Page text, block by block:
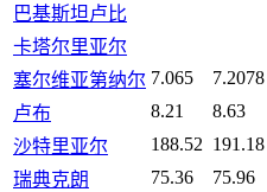
巴基斯坦卢比
卡塔尔里亚尔
塞尔维亚第纳尔 7.065 7.2078
卢布
8.21 8.63
沙特里亚尔
188.52 191.18
瑞典克朗
75.36 75.96